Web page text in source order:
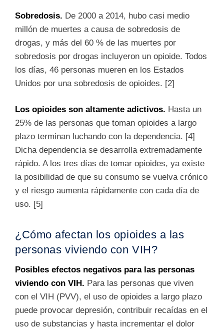
Sobredosis. De 2000 a 2014, hubo casi medio
millón de muertes a causa de sobredosis de
drogas, y más del 60 % de las muertes por
sobredosis por drogas incluyeron un opioide. Todos
los días, 46 personas mueren en los Estados
Unidos por una sobredosis de opioides. [2]
Los opioides son altamente adictivos. Hasta un
25% de las personas que toman opioides a largo
plazo terminan luchando con la dependencia. [4]
Dicha dependencia se desarrolla extremadamente
rápido. A los tres días de tomar opioides, ya existe
la posibilidad de que su consumo se vuelva crónico
y el riesgo aumenta rápidamente con cada día de
uso. [5]
¿Cómo afectan los opioides a las
personas viviendo con VIH?
Posibles efectos negativos para las personas
viviendo con VIH. Para las personas que viven
con el VIH (PVV), el uso de opioides a largo plazo
puede provocar depresión, contribuir recaídas en el
uso de substancias y hasta incrementar el dolor